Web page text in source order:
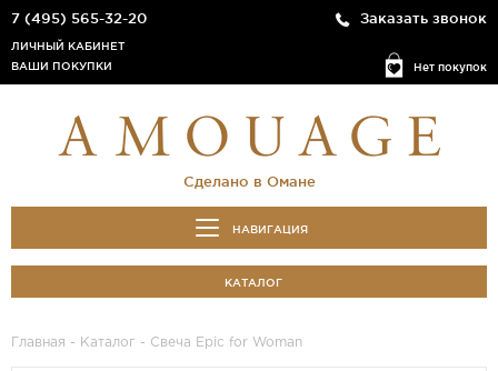
7 (495) 565-32-20 Заказать звонок
Нет покупок
ЛИЧНЫЙ КАБИНЕТ
ВАШИ ПОКУПКИ
Сделано в Омане
НАВИГАЦИЯ
КАТАЛОГ
Главная - Каталог - Свеча Epic for Woman